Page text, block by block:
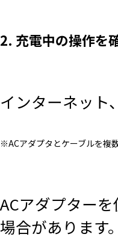
2. 充電中の操作を
インターネット
※ACアダプタとケーブルを複
ACアダプター
場合があります。